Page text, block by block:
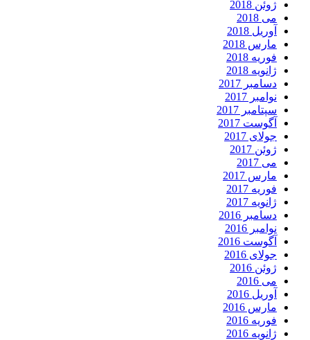
ژوئن 2018
می 2018
آوریل 2018
مارس 2018
فوریه 2018
ژانویه 2018
دسامبر 2017
نوامبر 2017
سپتامبر 2017
آگوست 2017
جولای 2017
ژوئن 2017
می 2017
مارس 2017
فوریه 2017
ژانویه 2017
دسامبر 2016
نوامبر 2016
آگوست 2016
جولای 2016
ژوئن 2016
می 2016
آوریل 2016
مارس 2016
فوریه 2016
ژانویه 2016